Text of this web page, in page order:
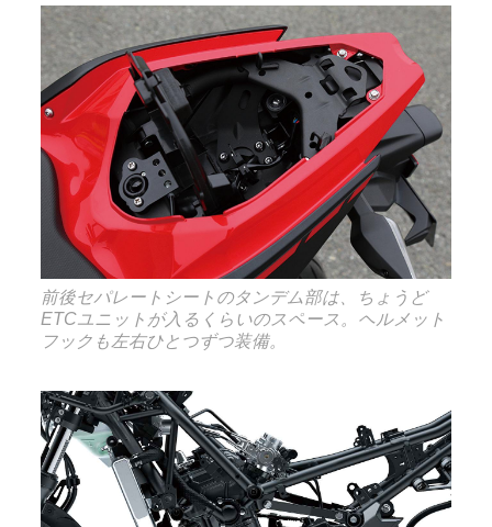
前後セパレートシートのタンデム部は、ちょうど
ETCユニットが入るくらいのスペース。ヘルメット
フックも左右ひとつずつ装備。